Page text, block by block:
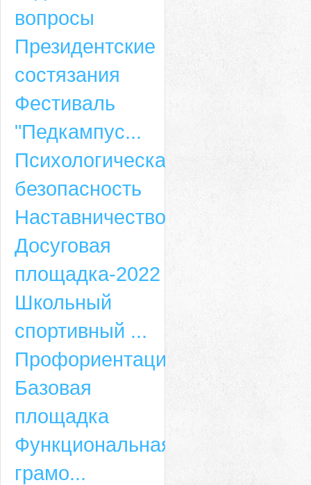
вопросы
Президентские
состязания
Фестиваль
"Педкампус...
Психологическая
безопасность
Наставничество
Досуговая
площадка-2022
Школьный
спортивный ...
Профориентация
Базовая
площадка
Функциональная
грамо...